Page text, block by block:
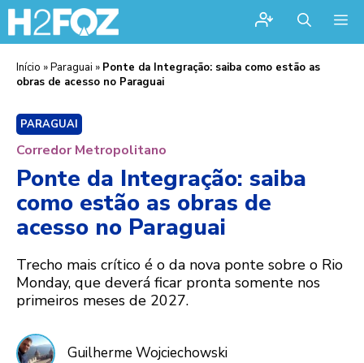
Início »Paraguai » Ponte da Integração: saiba como estão as
obras de acesso no Paraguai
PARAGUAI
Corredor Metropolitano
Ponte da Integração: saiba
como estão as obras de
acesso no Paraguai
Trecho mais crítico é o da nova ponte sobre o Rio
Monday, que deverá ficar pronta somente nos
primeiros meses de 2027.
Guilherme Wojciechowski